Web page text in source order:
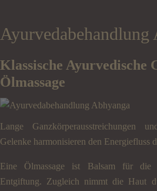
Ayurvedabehandlung
Klassische Ayurvedische
Ölmassage
Lange Ganzkörperausstreichungen
Gelenke harmonisieren den Energiefluss
Eine Ölmassage ist Balsam für die
Entgiftung. Zugleich nimmt die Haut